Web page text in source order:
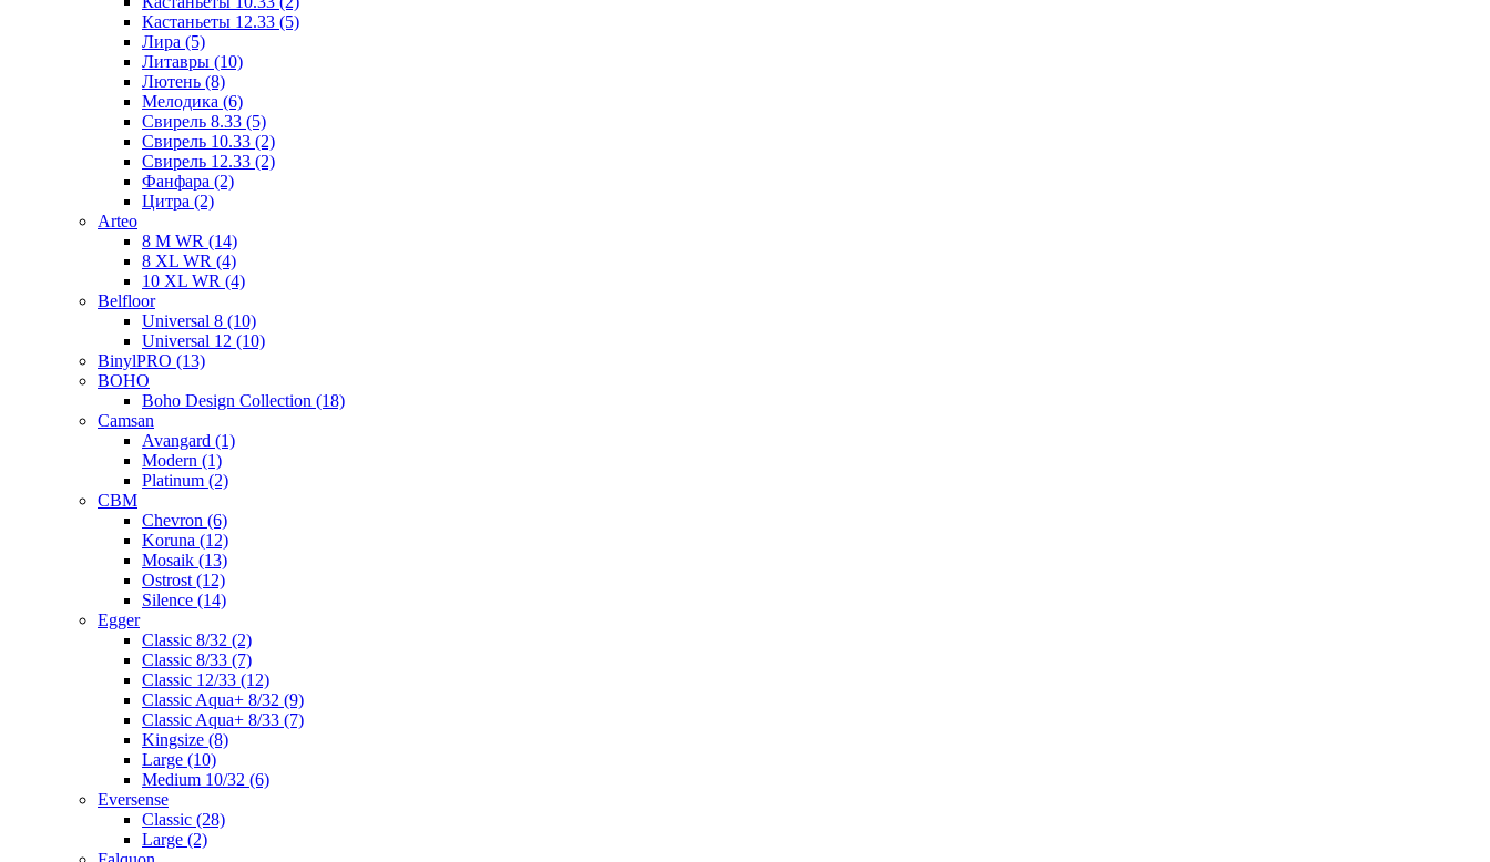
Кастаньеты 12.33 (5)
Лира (5)
Литавры (10)
Лютень (8)
Мелодика (6)
Свирель 8.33 (5)
Свирель 10.33 (2)
Свирель 12.33 (2)
Фанфара (2)
Цитра (2)
Arteo
8 M WR (14)
8 XL WR (4)
10 XL WR (4)
Belfloor
Universal 8 (10)
Universal 12 (10)
BinylPRO (13)
BOHO
Boho Design Collection (18)
Camsan
Avangard (1)
Modern (1)
Platinum (2)
CBM
Chevron (6)
Koruna (12)
Mosaik (13)
Ostrost (12)
Silence (14)
Egger
Classic 8/32 (2)
Classic 8/33 (7)
Classic 12/33 (12)
Classic Aqua+ 8/32 (9)
Classic Aqua+ 8/33 (7)
Kingsize (8)
Large (10)
Medium 10/32 (6)
Eversense
Classic (28)
Large (2)